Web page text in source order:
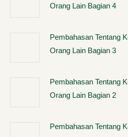
Orang Lain Bagian 4
Pembahasan Tentang
Orang Lain Bagian 3
Pembahasan Tentang
Orang Lain Bagian 2
Pembahasan Tentang